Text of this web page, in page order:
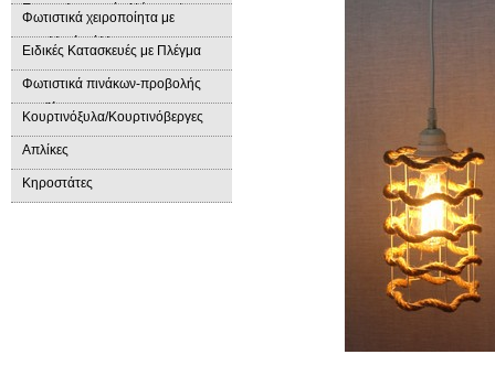
Επαγγελματικούς Χώρους/
Παραδοσιακά Φωτιστικά
Φωτιστικά χειροποίητα με
μεταλλικά φύλλα
Ειδικές Κατασκευές με Πλέγμα
Φωτιστικά πινάκων-προβολής
προϊόντων
Κουρτινόξυλα/Κουρτινόβεργες
Απλίκες
Κηροστάτες